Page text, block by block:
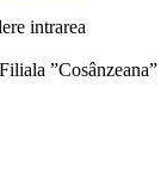
intrarea
”Cosânzeana”